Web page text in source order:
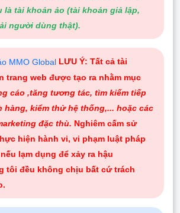
là tài khoản ảo (tài khoản giả lập,
người dùng thật).
LƯU Ý: Tất cả tài
trang web được tạo ra nhằm mục
cáo ,tăng tương tác, tìm kiếm tiếp
hàng, kiểm thử hệ thống,... hoặc các
đặc thù. Nghiêm cấm sử
hiện hành vi, vi phạm luật pháp
lạm dụng để xảy ra hậu
tôi đều không chịu bất cứ trách
.